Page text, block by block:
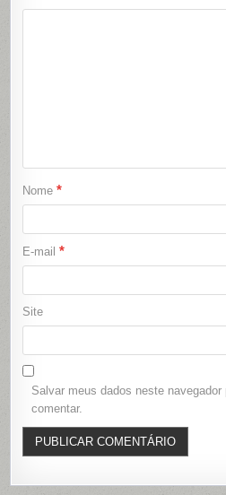
Nome*
E-mail*
Site
Salvar meus dados neste
comentar.